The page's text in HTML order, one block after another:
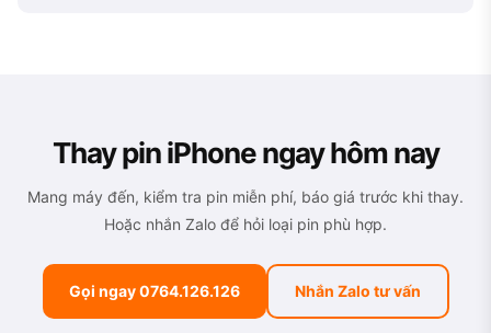
Thay pin iPhone ngay hôm nay
Mang máy đến, kiểm tra pin miễn phí, báo giá trước khi thay.
Hoặc nhắn Zalo để hỏi loại pin phù hợp.
Gọi ngay 0764.126.126 Nhắn Zalo tư vấn